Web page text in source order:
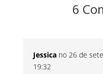
6
Jessica no 26 de
19:32